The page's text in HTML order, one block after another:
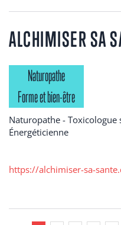
ALCHIMISER SA
Naturopathe
Forme et bien-être
Naturopathe -
Énergéticienne
https://alchimiser-sa-